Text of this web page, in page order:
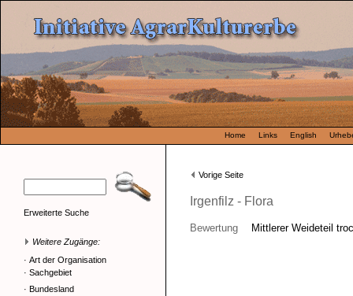
Home Links English
Erweiterte Suche
Weitere Zugänge:
· Art der Organisation
· Sachgebiet
· Bundesland
Vorige Seite
Irgenfilz - Flora
Bewertung Mittlerer Weideteil